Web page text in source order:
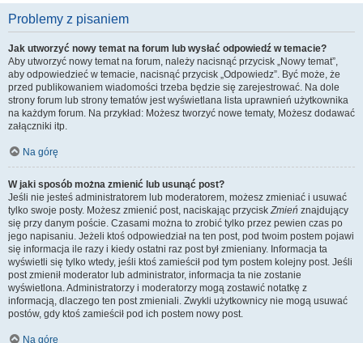
Problemy z pisaniem
Jak utworzyć nowy temat na forum lub wysłać odpowiedź w temacie?
Aby utworzyć nowy temat na forum, należy nacisnąć przycisk „Nowy temat”,
aby odpowiedzieć w temacie, nacisnąć przycisk „Odpowiedz”. Być może, że
przed publikowaniem wiadomości trzeba będzie się zarejestrować. Na dole
strony forum lub strony tematów jest wyświetlana lista uprawnień użytkownika
na każdym forum. Na przykład: Możesz tworzyć nowe tematy, Możesz dodawać
załączniki itp.
Na górę
W jaki sposób można zmienić lub usunąć post?
Jeśli nie jesteś administratorem lub moderatorem, możesz zmieniać i usuwać
tylko swoje posty. Możesz zmienić post, naciskając przyciskZmień znajdujący
się przy danym poście. Czasami można to zrobić tylko przez pewien czas po
jego napisaniu. Jeżeli ktoś odpowiedział na ten post, pod twoim postem pojawi
się informacja ile razy i kiedy ostatni raz post był zmieniany. Informacja ta
wyświetli się tylko wtedy, jeśli ktoś zamieścił pod tym postem kolejny post. Jeśli
post zmienił moderator lub administrator, informacja ta nie zostanie
wyświetlona. Administratorzy i moderatorzy mogą zostawić notatkę z
informacją, dlaczego ten post zmieniali. Zwykli użytkownicy nie mogą usuwać
postów, gdy ktoś zamieścił pod ich postem nowy post.
Na górę